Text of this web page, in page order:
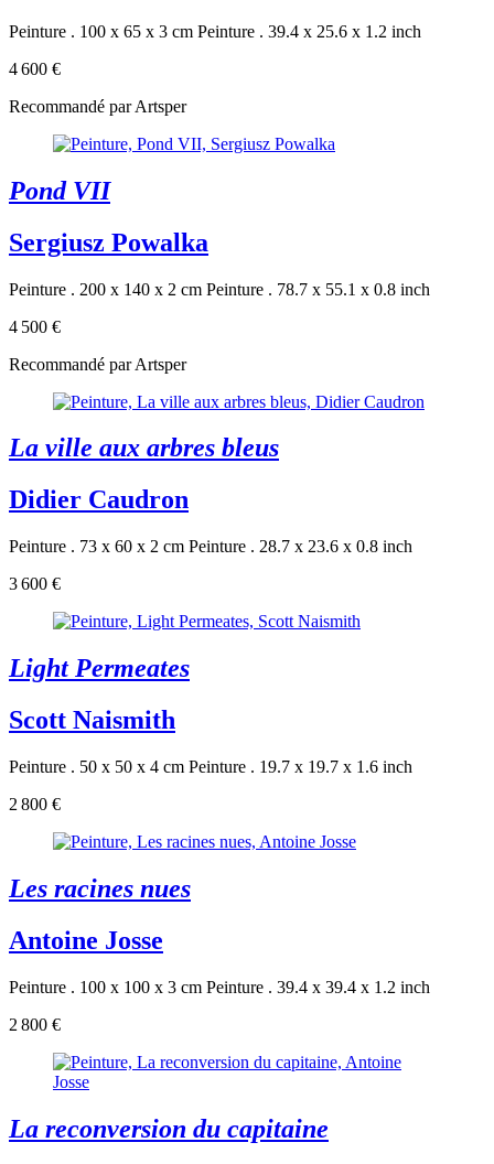
Peinture . 100 x 65 x 3 cm Peinture . 39.4 x 25.6 x 1.2 inch
4 600 €
Recommandé par Artsper
Pond VII
Sergiusz Powalka
Peinture . 200 x 140 x 2 cm Peinture . 78.7 x 55.1 x 0.8 inch
4 500 €
Recommandé par Artsper
La ville aux arbres bleus
Didier Caudron
Peinture . 73 x 60 x 2 cm Peinture . 28.7 x 23.6 x 0.8 inch
3 600 €
Light Permeates
Scott Naismith
Peinture . 50 x 50 x 4 cm Peinture . 19.7 x 19.7 x 1.6 inch
2 800 €
Les racines nues
Antoine Josse
Peinture . 100 x 100 x 3 cm Peinture . 39.4 x 39.4 x 1.2 inch
2 800 €
La reconversion du capitaine